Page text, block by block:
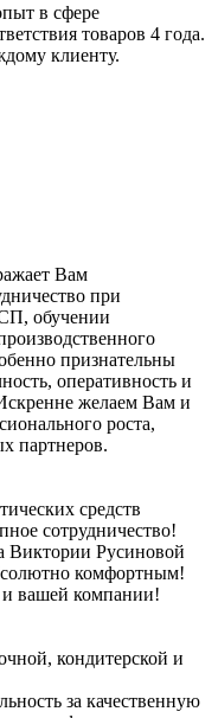
в сфере
товаров 4 года.
клиенту.
Вам
при
обучении
признательны
оперативность и
желаем Вам и
роста,
партнеров.
средств
сотрудничество!
Виктории Русиновой
комфортным!
вашей компании!
кондитерской и
за качественную